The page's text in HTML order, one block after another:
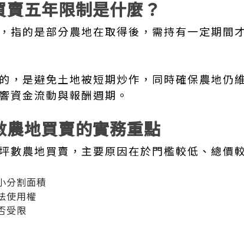
賣五年限制是什麼？
指的是部分農地在取得後，需持有一定期間
，是避免土地被短期炒作，同時確保農地仍
資金流動與報酬週期。
農地買賣的實務重點
數農地買賣，主要原因在於門檻較低、總價
分割面積
使用權
受限